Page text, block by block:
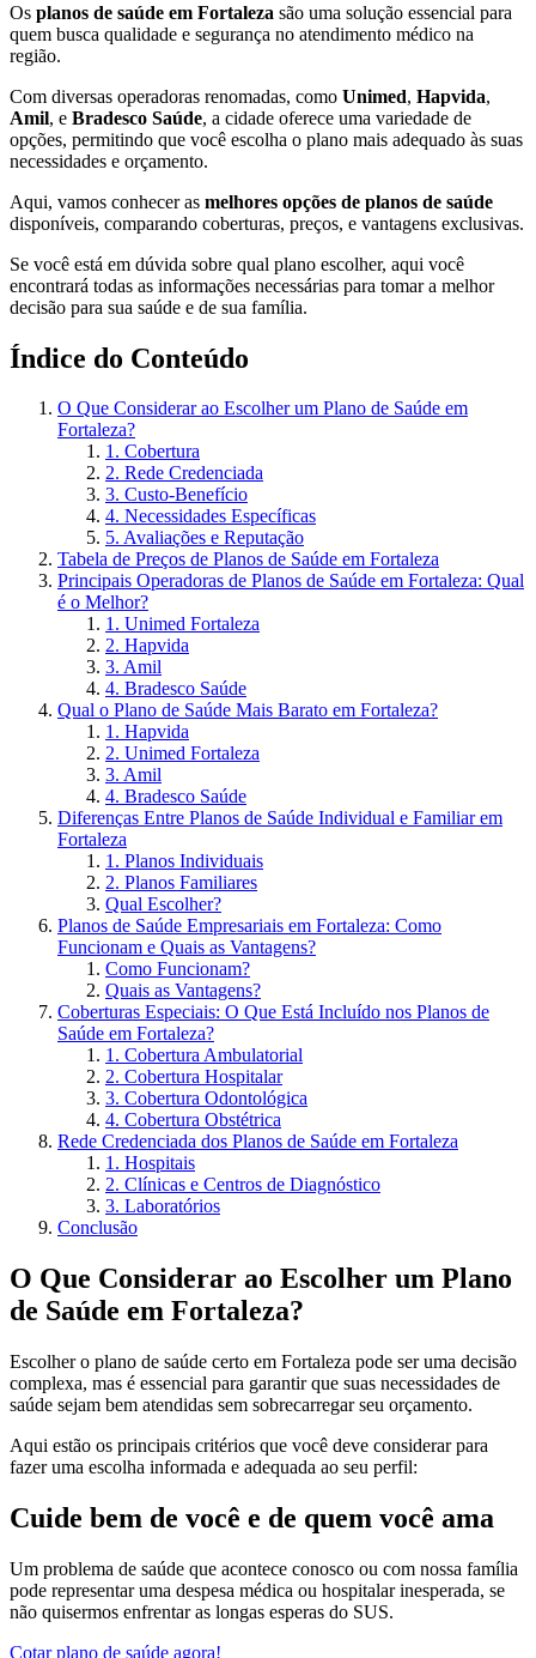
Os planos de saúde em Fortaleza são uma solução essencial para
quem busca qualidade e segurança no atendimento médico na
região.
Com diversas operadoras renomadas, como Unimed, Hapvida,
Amil, e Bradesco Saúde, a cidade oferece uma variedade de
opções, permitindo que você escolha o plano mais adequado às suas
necessidades e orçamento.
Aqui, vamos conhecer as melhores opções de planos de saúde
disponíveis, comparando coberturas, preços, e vantagens exclusivas.
Se você está em dúvida sobre qual plano escolher, aqui você
encontrará todas as informações necessárias para tomar a melhor
decisão para sua saúde e de sua família.
Índice do Conteúdo
O Que Considerar ao Escolher um Plano de Saúde em
Fortaleza?
1. Cobertura
2. Rede Credenciada
3. Custo-Benefício
4. Necessidades Específicas
5. Avaliações e Reputação
Tabela de Preços de Planos de Saúde em Fortaleza
Principais Operadoras de Planos de Saúde em Fortaleza: Qual
é o Melhor?
1. Unimed Fortaleza
2. Hapvida
3. Amil
4. Bradesco Saúde
Qual o Plano de Saúde Mais Barato em Fortaleza?
1. Hapvida
2. Unimed Fortaleza
3. Amil
4. Bradesco Saúde
Diferenças Entre Planos de Saúde Individual e Familiar em
Fortaleza
1. Planos Individuais
2. Planos Familiares
Qual Escolher?
Planos de Saúde Empresariais em Fortaleza: Como
Funcionam e Quais as Vantagens?
Como Funcionam?
Quais as Vantagens?
Coberturas Especiais: O Que Está Incluído nos Planos de
Saúde em Fortaleza?
1. Cobertura Ambulatorial
2. Cobertura Hospitalar
3. Cobertura Odontológica
4. Cobertura Obstétrica
Rede Credenciada dos Planos de Saúde em Fortaleza
1. Hospitais
2. Clínicas e Centros de Diagnóstico
3. Laboratórios
Conclusão
O Que Considerar ao Escolher um Plano
de Saúde em Fortaleza?
Escolher o plano de saúde certo em Fortaleza pode ser uma decisão
complexa, mas é essencial para garantir que suas necessidades de
saúde sejam bem atendidas sem sobrecarregar seu orçamento.
Aqui estão os principais critérios que você deve considerar para
fazer uma escolha informada e adequada ao seu perfil:
Cuide bem de você e de quem você ama
Um problema de saúde que acontece conosco ou com nossa família
pode representar uma despesa médica ou hospitalar inesperada, se
não quisermos enfrentar as longas esperas do SUS.
Cotar plano de saúde agora!